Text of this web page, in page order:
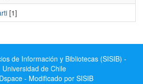
[1]
de Información y Bibliotecas (SISIB) -
Universidad de Chile
- Modificado por SISIB